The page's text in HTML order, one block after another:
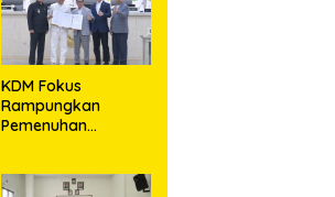
Pengecoran
Abutmen
KDM Fokus
Rampungkan
Pemenuhan
Wilayah pada 2027